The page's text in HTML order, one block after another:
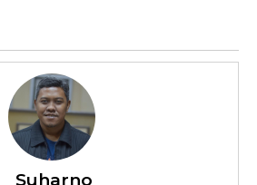
Suharno